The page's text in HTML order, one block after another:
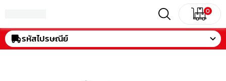
0
รหัสไปรษณีย์